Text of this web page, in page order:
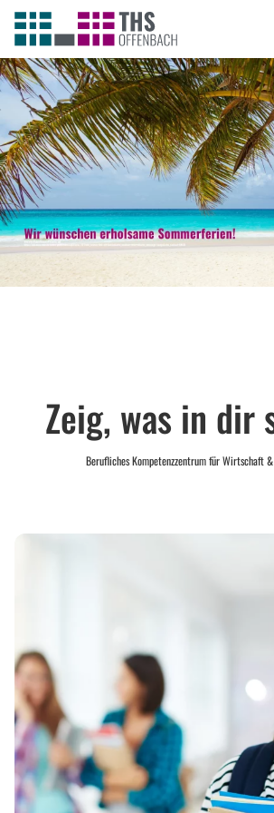
Zeig, was in dir
Berufliches Kompetenzzentrum für Wirtschaft